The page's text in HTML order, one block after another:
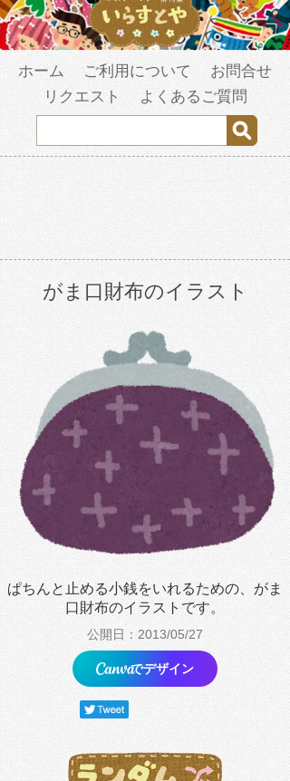
ホーム ご利用について
お問合せ
リクエスト
よくあるご質問
がま口財布のイラスト
ぱちんと止める小銭をいれるための、がま
口財布のイラストです。
公開日：2013/05/27
でデザイン